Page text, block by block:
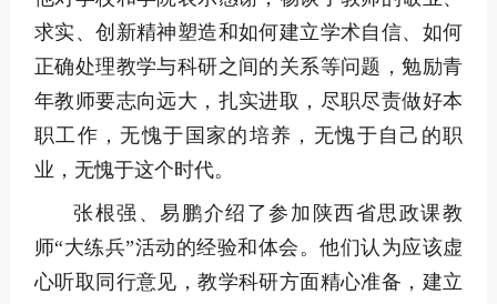
求实、创新精神塑造和如何建立学术自信、如何
正确处理教学与科研之间的关系等问题，勉励青
年教师要志向远大，扎实进取，尽职尽责做好本
职工作，无愧于国家的培养，无愧于自己的职
业，无愧于这个时代。
张根强、易鹏介绍了参加陕西省思政课教
师“大练兵”活动的经验和体会。他们认为应该虚
心听取同行意见，教学科研方面精心准备，建立